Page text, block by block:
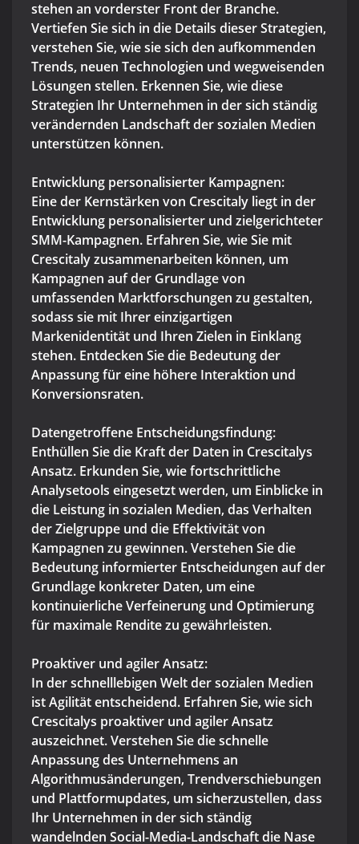
stehen an vorderster Front der Branche.
Vertiefen Sie sich in die Details dieser Strategien,
verstehen Sie, wie sie sich den aufkommenden
Trends, neuen Technologien und wegweisenden
Lösungen stellen. Erkennen Sie, wie diese
Strategien Ihr Unternehmen in der sich ständig
verändernden Landschaft der sozialen Medien
unterstützen können.
Entwicklung personalisierter Kampagnen:
Eine der Kernstärken von Crescitaly liegt in der
Entwicklung personalisierter und zielgerichteter
SMM-Kampagnen. Erfahren Sie, wie Sie mit
Crescitaly zusammenarbeiten können, um
Kampagnen auf der Grundlage von
umfassenden Marktforschungen zu gestalten,
sodass sie mit Ihrer einzigartigen
Markenidentität und Ihren Zielen in Einklang
stehen. Entdecken Sie die Bedeutung der
Anpassung für eine höhere Interaktion und
Konversionsraten.
Datengetroffene Entscheidungsfindung:
Enthüllen Sie die Kraft der Daten in Crescitalys
Ansatz. Erkunden Sie, wie fortschrittliche
Analysetools eingesetzt werden, um Einblicke in
die Leistung in sozialen Medien, das Verhalten
der Zielgruppe und die Effektivität von
Kampagnen zu gewinnen. Verstehen Sie die
Bedeutung informierter Entscheidungen auf der
Grundlage konkreter Daten, um eine
kontinuierliche Verfeinerung und Optimierung
für maximale Rendite zu gewährleisten.
Proaktiver und agiler Ansatz:
In der schnelllebigen Welt der sozialen Medien
ist Agilität entscheidend. Erfahren Sie, wie sich
Crescitalys proaktiver und agiler Ansatz
auszeichnet. Verstehen Sie die schnelle
Anpassung des Unternehmens an
Algorithmusänderungen, Trendverschiebungen
und Plattformupdates, um sicherzustellen, dass
Ihr Unternehmen in der sich ständig
wandelnden Social-Media-Landschaft die Nase